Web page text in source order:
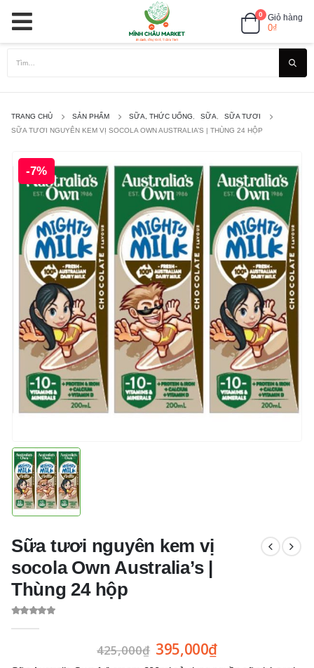
0 Giỏ hàng
0₫
TRANG CHỦ SẢN PHẨM SỮA, THỨC UỐNG SỮA
SỮA TƯƠI
SỮA TƯƠI NGUYÊN KEM VỊ SOCOLA OWN AUSTRALIA’S | THÙNG 24 HỘP
-7%
Sữa tươi nguyên kem vị
socola Own Australia’s |
Thùng 24 hộp
425,000₫ 395,000₫